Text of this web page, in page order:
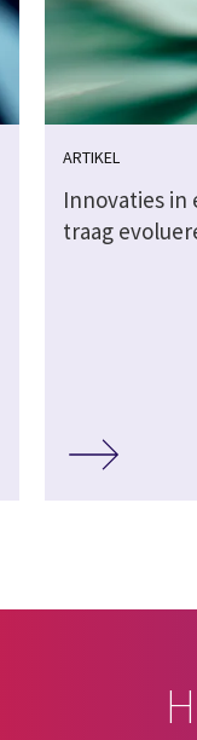
ARTIKEL
Innovaties
traag